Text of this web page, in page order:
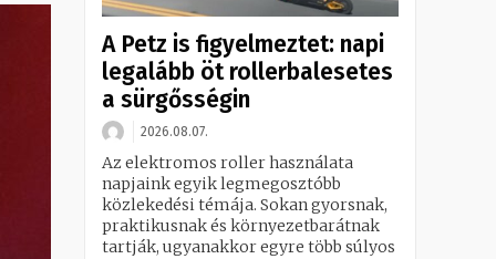
A Petz is figyelmeztet: napi
legalább öt rollerbalesetes
a sürgősségin
2026.08.07.
Az elektromos roller használata
napjaink egyik legmegosztóbb
közlekedési témája. Sokan gyorsnak,
praktikusnak és környezetbarátnak
tartják, ugyanakkor egyre több súlyos